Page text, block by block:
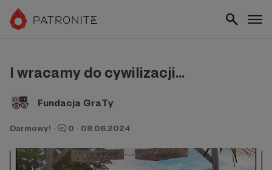
I wracamy do cywilizacji...
Fundacja GraTy
Darmowy! · 0 · 08.06.2024